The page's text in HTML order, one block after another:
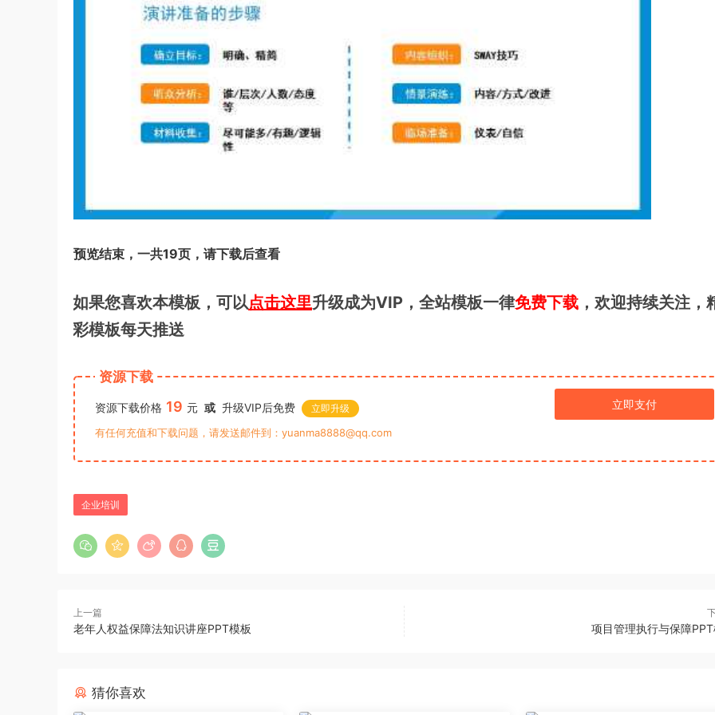
预览结束，一共19页，请下载后查看
如果您喜欢本模板，可以点击这里升级成为VIP，全站模板一律免费下载 ，欢迎持续关注，
彩模板每天推送
资源下载
资源下载价格 19 元 立即支付
或 升级VIP后免费 立即升级
有任何充值和下载问题，请发送邮件到：yuanma8888@qq.com
企业培训
上一篇
老年人权益保障法知识讲座PPT模板 项目管理执行与保障
猜你喜欢